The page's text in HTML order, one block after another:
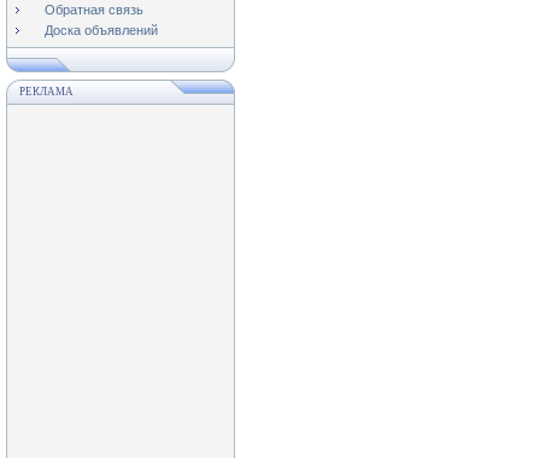
Обратная связь
Доска объявлений
РЕКЛАМА